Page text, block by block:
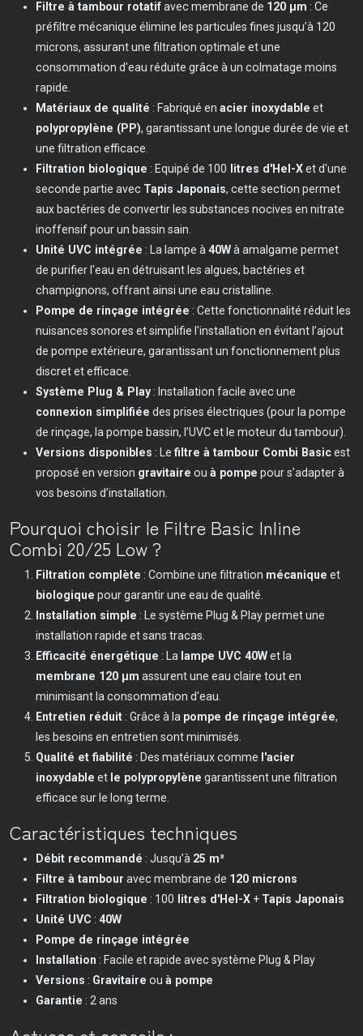
Filtre à tambour rotatifavec membrane de 120 µm : Ce
préfiltre mécanique élimine les particules fines jusqu’à 120
microns, assurant une filtration optimale et une
consommation d'eau réduite grâce à un colmatage moins
rapide.
Matériaux de qualité : Fabriqué en acier inoxydable et
polypropylène (PP), garantissant une longue durée de vie et
une filtration efficace.
Filtration biologique : Equipé de 100 litres d'Hel-Xet d'une
seconde partie avec Tapis Japonais, cette section permet
aux bactéries de convertir les substances nocives en nitrate
inoffensif pour un bassin sain.
Unité UVC intégrée : La lampe à40Wà amalgame permet
de purifier l'eau en détruisant les algues, bactéries et
champignons, offrant ainsi une eau cristalline.
Pompe de rinçage intégrée : Cette fonctionnalité réduit les
nuisances sonores et simplifie l'installation en évitant l’ajout
de pompe extérieure, garantissant un fonctionnement plus
discret et efficace.
Système Plug & Play : Installation facile avec une
connexion simplifiée des prises électriques (pour la pompe
de rinçage, la pompe bassin, l’UVC et le moteur du tambour).
Versions disponibles : Le filtre à tambour Combi Basicest
proposé en version gravitaire ou à pompe pour s’adapter à
vos besoins d’installation.
Pourquoi choisir le Filtre Basic Inline
Combi 20/25 Low ?
Filtration complète : Combine une filtration mécanique et
biologique pour garantir une eau de qualité.
Installation simple : Le système Plug & Play permet une
installation rapide et sans tracas.
Efficacité énergétique : La lampe UVC 40Wet la
membrane 120 µm assurent une eau claire tout en
minimisant la consommation d'eau.
Entretien réduit : Grâce à la pompe de rinçage intégrée,
les besoins en entretien sont minimisés.
Qualité et fiabilité : Des matériaux comme l'acier
inoxydable et le polypropylène garantissent une filtration
efficace sur le long terme.
Caractéristiques techniques
Débit recommandé : Jusqu’à 25 m³
Filtre à tambour avec membrane de 120 microns
Filtration biologique : 100 litres d'Hel-X + Tapis Japonais
Unité UVC : 40W
Pompe de rinçage intégrée
Installation : Facile et rapide avec système Plug & Play
Versions : Gravitaire ou à pompe
Garantie : 2 ans